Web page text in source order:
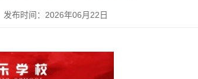
布时间：2026年06月22日